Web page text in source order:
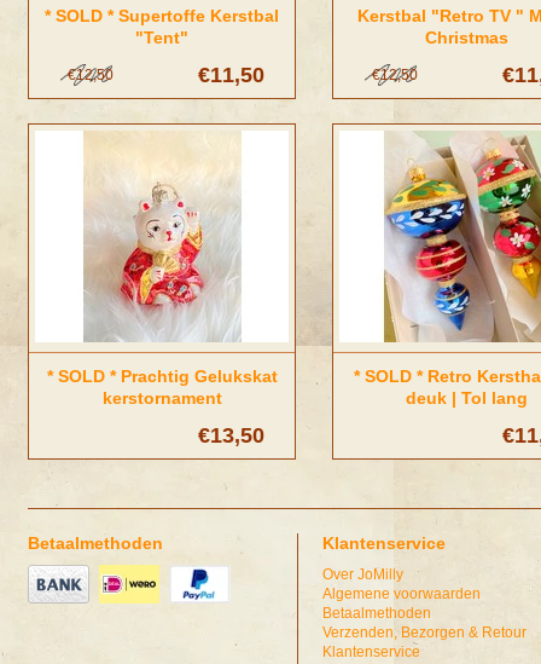
* SOLD * Supertoffe Kerstbal
"Tent"
€11,50
€12,50
Kerstbal "Retro TV "
Christmas
€12,50
* SOLD * Prachtig Gelukskat
kerstornament
€13,50
* SOLD * Retro
deuk | Tol lang
Betaalmethoden Klantenservice
Over JoMilly
Algemene voorwaarden
Betaalmethoden
Verzenden, Bezorgen & Retour
Klantenservice